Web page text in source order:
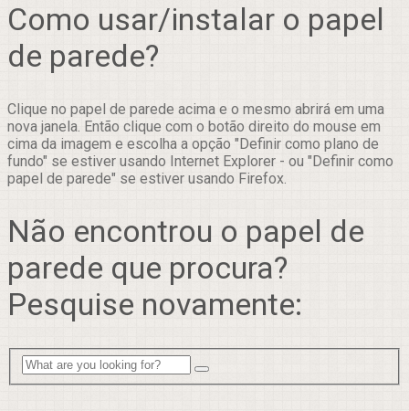
Como usar/instalar o papel
de parede?
Clique no papel de parede acima e o mesmo abrirá em uma
nova janela. Então clique com o botão direito do mouse em
cima da imagem e escolha a opção "Definir como plano de
fundo" se estiver usando Internet Explorer - ou "Definir como
papel de parede" se estiver usando Firefox.
Não encontrou o papel de
parede que procura?
Pesquise novamente: